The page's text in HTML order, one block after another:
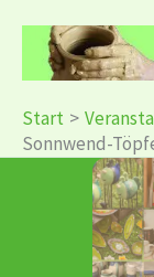
springen
Start
Sonnwend-